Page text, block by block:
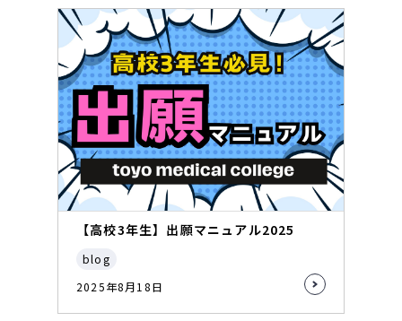
【高校3年生】出願マニュアル2025
blog
2025年8月18日